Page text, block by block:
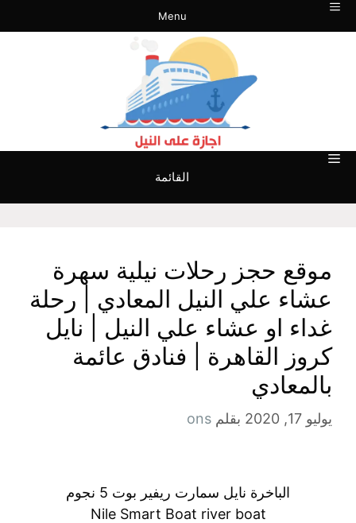
انتقل
إلى
Menu
القائمة
موقع حجز رحلات نيلية سهرة
عشاء علي النيل المعادي | رحلة
غداء او عشاء علي النيل | نايل
كروز القاهرة | فنادق عائمة
بالمعادي
يوليو 17, 2020 بقلم ons
الباخرة نايل سمارت ريفير بوت 5 نجوم
Nile Smart Boat river boat